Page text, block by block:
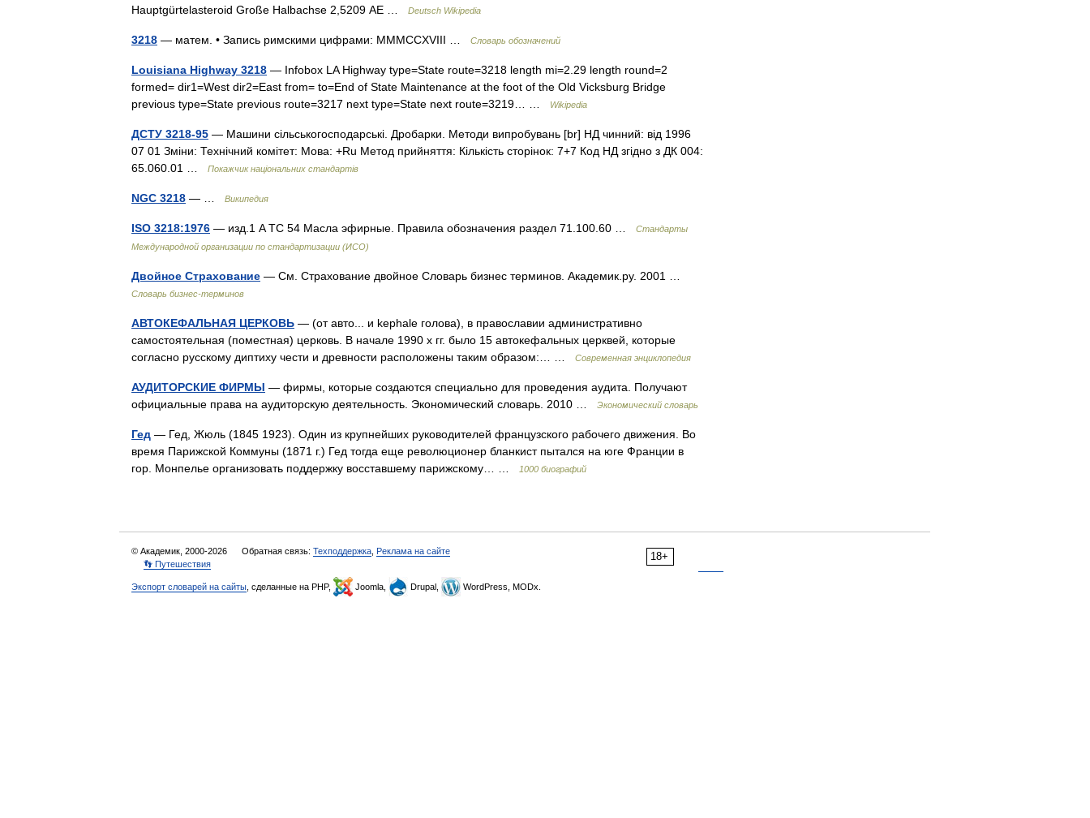
Hauptgürtelasteroid Große Halbachse 2,5209 AE …
Deutsch Wikipedia
3218 — матем. • Запись римскими цифрами: MMMCCXVIII … Словарь обозначений
Louisiana Highway 3218 — Infobox LA Highway type=State route=3218 length mi=2.29 length round=2
formed= dir1=West dir2=East from= to=End of State Maintenance at the foot of the Old Vicksburg Bridge
previous type=State previous route=3217 next type=State next route=3219… …
Wikipedia
ДСТУ 3218-95 — Машини сільськогосподарські. Дробарки. Методи випробувань [br] НД чинний: від 1996
07 01 Зміни: Технічний комітет: Мова: +Ru Метод прийняття: Кількість сторінок: 7+7 Код НД згідно з ДК 004:
65.060.01 …
Покажчик національних стандартів
NGC 3218 — … Википедия
ISO 3218:1976 — изд.1 A TC 54 Масла эфирные. Правила обозначения раздел 71.100.60 …
Стандарты
Международной организации по стандартизации (ИСО)
Двойное Страхование — См. Страхование двойное Словарь бизнес терминов. Академик.ру. 2001 …
Словарь бизнес-терминов
АВТОКЕФАЛЬНАЯ ЦЕРКОВЬ — (от авто... и kephale голова), в православии административно
самостоятельная (поместная) церковь. В начале 1990 х гг. было 15 автокефальных церквей, которые
согласно русскому диптиху чести и древности расположены таким образом:… …
Современная энциклопедия
АУДИТОРСКИЕ ФИРМЫ — фирмы, которые создаются специально для проведения аудита. Получают
официальные права на аудиторскую деятельность. Экономический словарь. 2010 …
Экономический словарь
Гед — Гед, Жюль (1845 1923). Один из крупнейших руководителей французского рабочего движения. Во
время Парижской Коммуны (1871 г.) Гед тогда еще революционер бланкист пытался на юге Франции в
гор. Монпелье организовать поддержку восставшему парижскому… …
1000 биографий
18+
© Академик, 2000-2026 Обратная связь: Техподдержка Реклама на сайте
👣 Путешествия
Экспорт словарей на сайты , сделанные на PHP, Joomla, Drupal, WordPress, MODx.